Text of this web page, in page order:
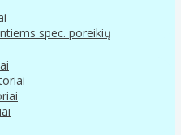
spec. poreikių